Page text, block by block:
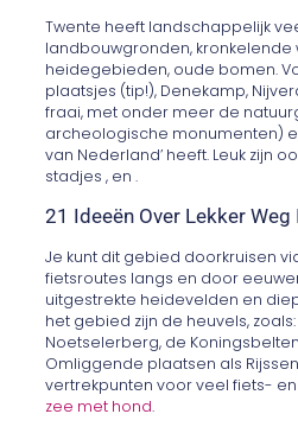
Twente heeft landschappelijk
landbouwgronden,
heidegebieden, oude bomen.
plaatsjes (tip!), Denekamp,
fraai, met onder meer de
archeologische monumenten)
van Nederland’ heeft. Leuk zijn
stadjes , en .
21 Ideeën Over Lekker Weg
Je kunt dit gebied doorkruisen
fietsroutes langs en door
uitgestrekte heidevelden en
het gebied zijn de heuvels,
Noetselerberg, de
Omliggende plaatsen als
vertrekpunten voor veel fiets-
zee met hond.